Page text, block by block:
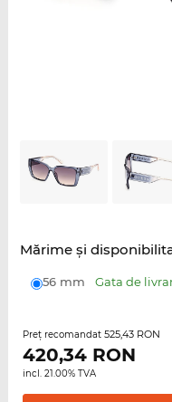
Mărime şi
56 mm Gata de
Preţ recomandat 525,43 RON
420,34RON
incl. 21.00% TVA